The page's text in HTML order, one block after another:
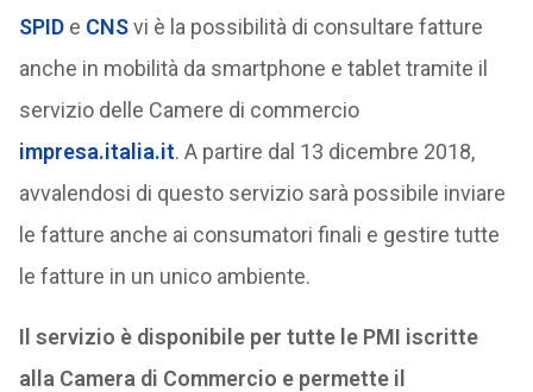
SPIDe CNSvi è la possibilità di consultare fatture
anche in mobilità da smartphone e tablet tramite il
servizio delle Camere di commercio
impresa.italia.it. A partire dal 13 dicembre 2018,
avvalendosi di questo servizio sarà possibile inviare
le fatture anche ai consumatori finali e gestire tutte
le fatture in un unico ambiente.
Il servizio è disponibile per tutte le PMI iscritte
alla Camera di Commercio e permette il